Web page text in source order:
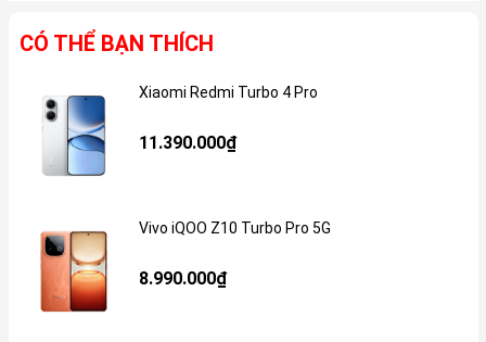
CÓ THỂ BẠN THÍCH
Xiaomi Redmi Turbo 4 Pro
11.390.000₫
Vivo iQOO Z10 Turbo Pro 5G
8.990.000₫